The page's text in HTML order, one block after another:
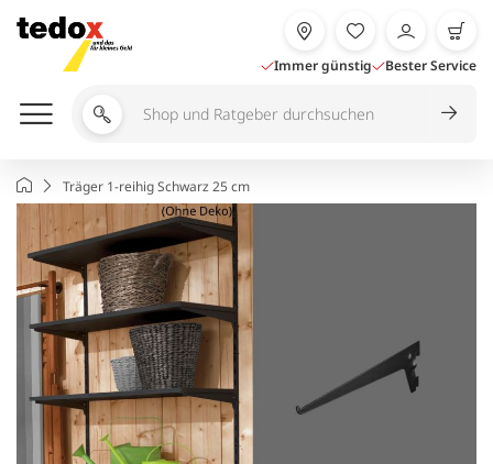
Inhalt
springen
Immer günstig Bester Service
Shop
durchsuchen
StartseiteTräger 1-reihig Schwarz 25 cm